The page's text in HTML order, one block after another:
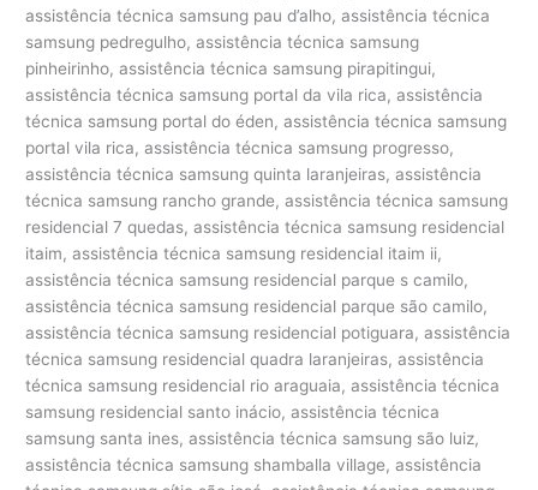
assistência técnica samsung pau d’alho, assistência técnica
samsung pedregulho, assistência técnica samsung
pinheirinho, assistência técnica samsung pirapitingui,
assistência técnica samsung portal da vila rica, assistência
técnica samsung portal do éden, assistência técnica samsung
portal vila rica, assistência técnica samsung progresso,
assistência técnica samsung quinta laranjeiras, assistência
técnica samsung rancho grande, assistência técnica samsung
residencial 7 quedas, assistência técnica samsung residencial
itaim, assistência técnica samsung residencial itaim ii,
assistência técnica samsung residencial parque s camilo,
assistência técnica samsung residencial parque são camilo,
assistência técnica samsung residencial potiguara, assistência
técnica samsung residencial quadra laranjeiras, assistência
técnica samsung residencial rio araguaia, assistência técnica
samsung residencial santo inácio, assistência técnica
samsung santa ines, assistência técnica samsung são luiz,
assistência técnica samsung shamballa village, assistência